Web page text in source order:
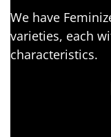
We have
varieties, each
characteristics.